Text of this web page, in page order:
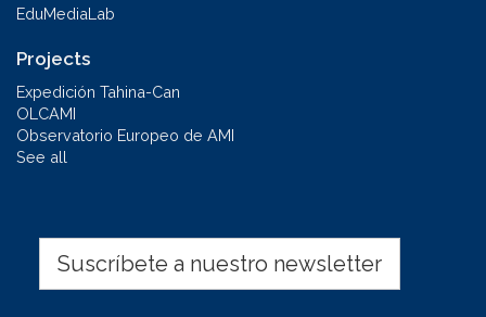
EduMediaLab
Projects
Expedición Tahina-Can
OLCAMI
Observatorio Europeo de AMI
See all
Suscríbete a nuestro newsletter